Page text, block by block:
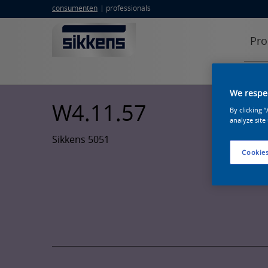
consumenten professionals
W4.11.57
Sikkens 5051
We
By clicking
analyze